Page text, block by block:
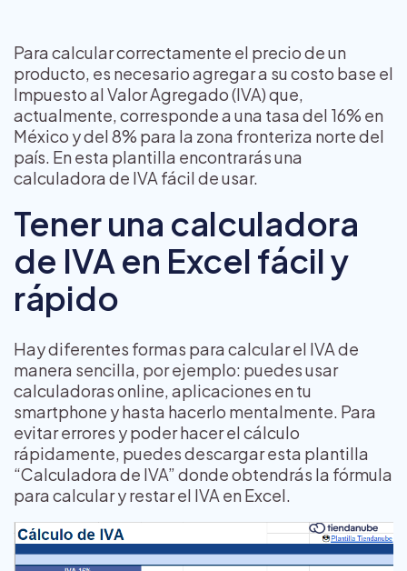
Para calcular correctamente el precio de un
producto, es necesario agregar a su costo base el
Impuesto al Valor Agregado (IVA) que,
actualmente, corresponde a una tasa del 16% en
México y del 8% para la zona fronteriza norte del
país. En esta plantilla encontrarás una
calculadora de IVA fácil de usar.
Tener una calculadora
de IVA en Excel fácil y
rápido
Hay diferentes formas para calcular el IVA de
manera sencilla, por ejemplo: puedes usar
calculadoras online, aplicaciones en tu
smartphone y hasta hacerlo mentalmente. Para
evitar errores y poder hacer el cálculo
rápidamente, puedes descargar esta plantilla
“Calculadora de IVA” donde obtendrás la fórmula
para calcular y restar el IVA en Excel.